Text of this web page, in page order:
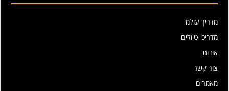
מדריך עולמי
מדריכי טיולים
אודות
צור קשר
מאמרים